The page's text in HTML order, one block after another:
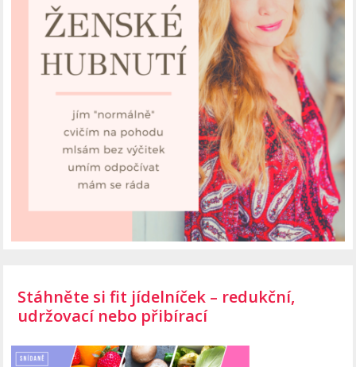
Stáhněte si fit jídelníček – redukční,
udržovací nebo přibírací